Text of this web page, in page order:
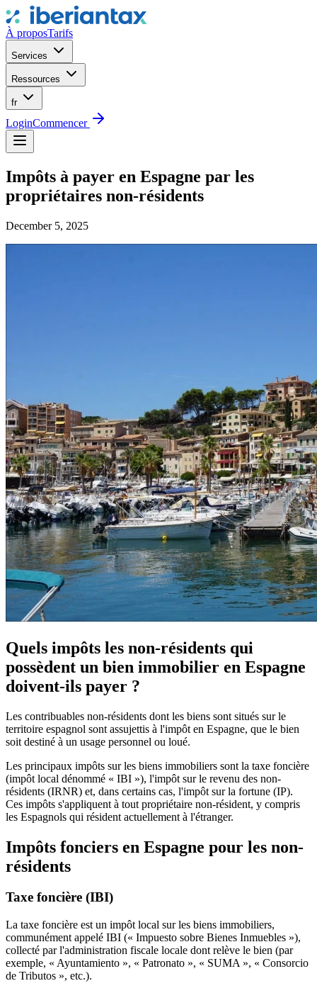
À proposTarifs
Services
Ressources
fr
LoginCommencer
Impôts à payer en Espagne par les
propriétaires non-résidents
December 5, 2025
Quels impôts les non-résidents qui
possèdent un bien immobilier en Espagne
doivent-ils payer ?
Les contribuables non-résidents dont les biens sont situés sur le
territoire espagnol sont assujettis à l'impôt en Espagne, que le bien
soit destiné à un usage personnel ou loué.
Les principaux impôts sur les biens immobiliers sont la taxe foncière
(impôt local dénommé « IBI »), l'impôt sur le revenu des non-
résidents (IRNR) et, dans certains cas, l'impôt sur la fortune (IP).
Ces impôts s'appliquent à tout propriétaire non-résident, y compris
les Espagnols qui résident actuellement à l'étranger.
Impôts fonciers en Espagne pour les non-
résidents
Taxe foncière (IBI)
La taxe foncière est un impôt local sur les biens immobiliers,
communément appelé IBI (« Impuesto sobre Bienes Inmuebles »),
collecté par l'administration fiscale locale dont relève le bien (par
exemple, « Ayuntamiento », « Patronato », « SUMA », « Consorcio
de Tributos », etc.).